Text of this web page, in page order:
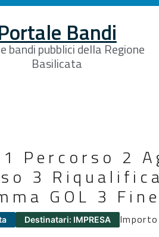
Bandi
bandi pubblici della Regione
Basilicata
1 Percorso 2
3
GOL 3
Destinatari: IMPRESA Importo